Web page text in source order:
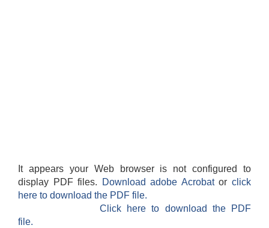
It appears your Web browser is not configured to
display PDF files.
Download adobe Acrobatorclick
here to download the PDF file.
Click here to download the PDF
file.